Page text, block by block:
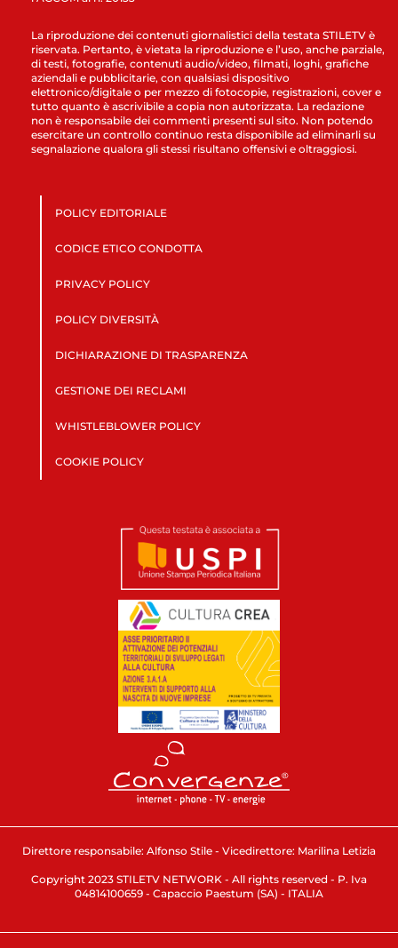
La riproduzione dei contenuti giornalistici della testata STILETV è
riservata. Pertanto, è vietata la riproduzione e l’uso, anche parziale,
di testi, fotografie, contenuti audio/video, filmati, loghi, grafiche
aziendali e pubblicitarie, con qualsiasi dispositivo
elettronico/digitale o per mezzo di fotocopie, registrazioni, cover e
tutto quanto è ascrivibile a copia non autorizzata. La redazione
non è responsabile dei commenti presenti sul sito. Non potendo
esercitare un controllo continuo resta disponibile ad eliminarli su
segnalazione qualora gli stessi risultano offensivi e oltraggiosi.
POLICY EDITORIALE
CODICE ETICO CONDOTTA
PRIVACY POLICY
POLICY DIVERSITÀ
DICHIARAZIONE DI TRASPARENZA
GESTIONE DEI RECLAMI
WHISTLEBLOWER POLICY
COOKIE POLICY
Direttore responsabile: Alfonso Stile - Vicedirettore: Marilina Letizia
Copyright 2023 STILETV NETWORK - All rights reserved - P. Iva
04814100659 - Capaccio Paestum (SA) - ITALIA